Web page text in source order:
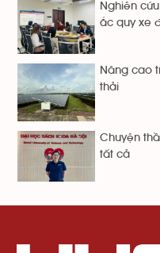
Nghiên
ắc quy xe
Nâng cao
thải
Chuyện
tất cả